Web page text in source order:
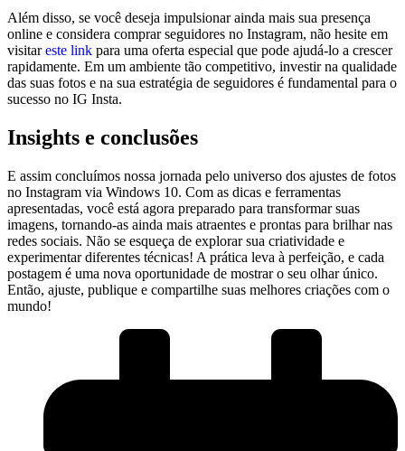
Além disso, se você ‌deseja impulsionar ainda ⁣mais sua presença
online e considera comprar seguidores no Instagram,​ não hesite em
visitareste‌ link para uma⁣ oferta ⁢especial ⁣que pode ajudá-lo a crescer
rapidamente. Em um ‍ambiente ⁢tão ‌competitivo, investir‌ na qualidade
das suas⁤ fotos ‌e na ​sua‌ estratégia‌ de seguidores é fundamental para o
⁤sucesso no⁤ IG Insta.
Insights e ‍conclusões
E assim‍ concluímos nossa ⁣jornada pelo⁤ universo dos ajustes de fotos
no⁤ Instagram⁤ via Windows⁢ 10. Com⁢ as dicas e‌ ferramentas
apresentadas, você está agora preparado para transformar suas
imagens, tornando-as ainda‍ mais atraentes e prontas⁤ para⁤ brilhar nas
redes sociais. Não se esqueça de explorar sua ‌criatividade e
experimentar diferentes técnicas! A⁢ prática leva à ‌perfeição, e cada
postagem é uma nova oportunidade de mostrar o seu olhar único.
Então,⁣ ajuste, publique e compartilhe suas melhores criações com o⁣
mundo!